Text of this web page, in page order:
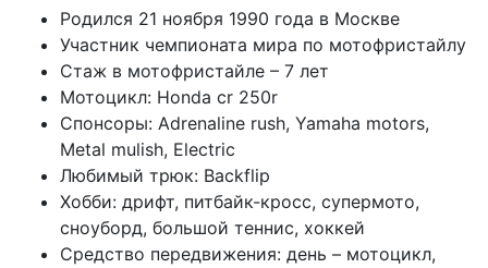
Родился 21 ноября 1990 года в Москве
Участник чемпионата мира по мотофристайлу
Стаж в мотофристайле – 7 лет
Мотоцикл: Honda cr 250r
Спонсоры: Adrenaline rush, Yamaha motors,
Metal mulish, Electric
Любимый трюк: Backflip
Хобби: дрифт, питбайк-кросс, супермото,
сноуборд, большой теннис, хоккей
Средство передвижения: день – мотоцикл,